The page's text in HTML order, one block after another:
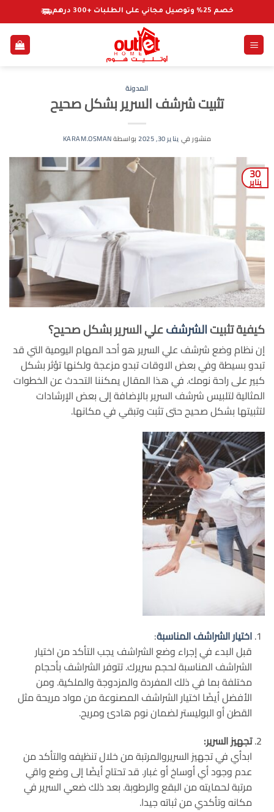
للمحتوى
خصم 25% وتوصيل مجاني على الطلبات +300 درهم
المدونة
تثبيت شرشف السرير بشكل صحيح
منشور فييناير 30, 2025 بواسطةKARAM.OSMAN
30
يناير
كيفية تثبيتالشرشفعلي السرير بشكل صحيح؟
إن نظام وضع شرشف علي السرير هو أحد المهام اليومية التي قد
تبدو بسيطة وفي بعض الاوقات تبدو مزعجة ولكنها تؤثر بشكل
كبير على راحة نومك. في هذا المقال يمكننا التحدث عن الخطوات
المثالية لتلبيس شرشف السرير بالإضافة إلى بعض الإرشادات
لتثبيتها بشكل صحيح حتى تثبت وتبقي في مكانها.
اختيار الشراشف المناسبة:
قبل البدء في إجراء وضع الشراشف يجب التأكد من اختيار
الشراشف المناسبة لحجم سريرك. تتوفر الشراشف بأحجام
مختلفة بما في ذلك المفردة والمزدوجة والملكية. ومن
الأفضل أيضًا اختيار الشراشف المصنوعة من مواد مريحة مثل
القطن أو البوليستر لضمان نوم هادئ ومريح.
تجهيز السرير:
ابدأي في تجهيز السريروالمرتبة من خلال تنظيفه والتأكد من
عدم وجود أي أوساخ أو غبار. قد تحتاج أيضًا إلى وضع واقي
مرتبة لحمايته من البقع والرطوبة. بعد ذلك ضعي السرير في
مكانه وتأكدي من ثباته جيدا.